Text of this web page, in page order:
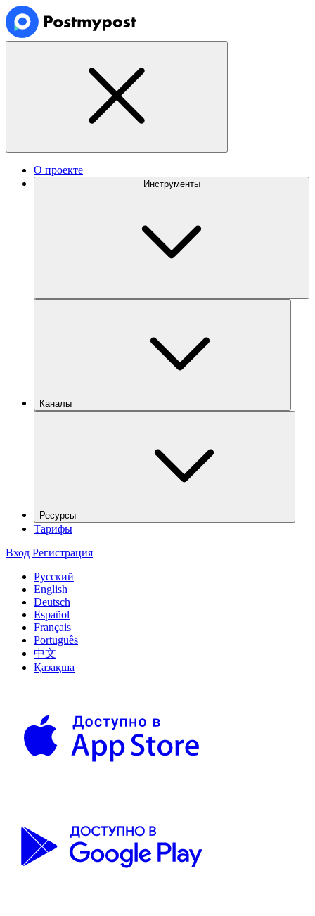
О проекте
Инструменты
Каналы
Ресурсы
Тарифы
Вход Регистрация
Русский
English
Deutsch
Español
Français
Português
中文
Қазақша